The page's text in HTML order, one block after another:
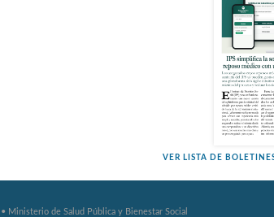
VER LISTA DE
• Ministerio de Salud Pública y Bienestar Social